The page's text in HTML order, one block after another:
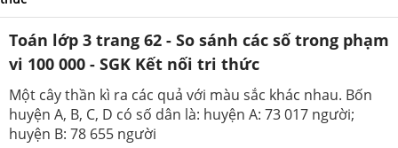
Toán lớp 3 trang 62 - So sánh các số trong phạm
vi 100 000 - SGK Kết nối tri thức
Một cây thần kì ra các quả với màu sắc khác nhau. Bốn
huyện A, B, C, D có số dân là: huyện A: 73 017 người;
huyện B: 78 655 người